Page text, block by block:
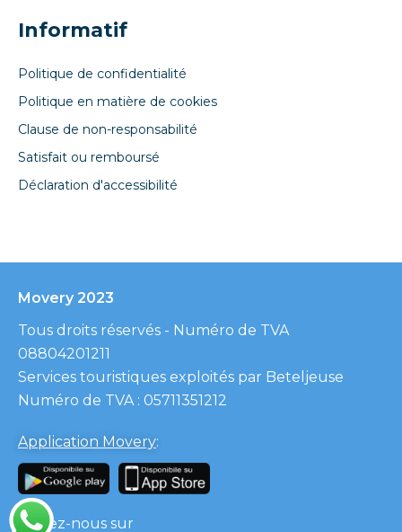
Informatif
Politique de confidentialité
Politique en matière de cookies
Clause de non-responsabilité
Satisfait ou remboursé
Déclaration d'accessibilité
Movery 2023
Tous droits réservés - Numéro de TVA
08804201211
Services touristiques exploités par Beteljeuse
Numéro de TVA : 05711351212
Application Movery:
Suivez-nous sur